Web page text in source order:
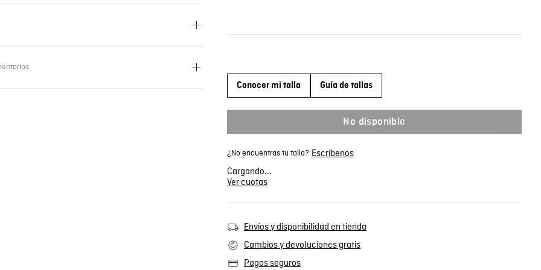
Conocer mi talla Guía de tallas
No disponible
¿No encuentras tu talla? Escríbenos
Cargando...
Ver cuotas
Envíos y disponibilidad en tienda
Cambios y devoluciones gratis
Pagos seguros